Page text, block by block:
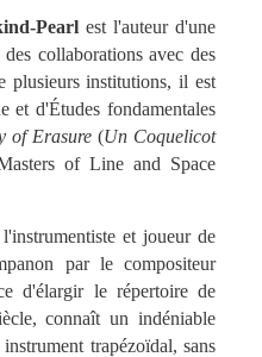
Pearl est l'auteur d'une
collaborations avec des
plusieurs institutions, il est
et d'Études fondamentales
of Erasure(Un Coquelicot
of Line and Space
et joueur de
par le compositeur
d'élargir le répertoire de
connaît un indéniable
trapézoïdal, sans